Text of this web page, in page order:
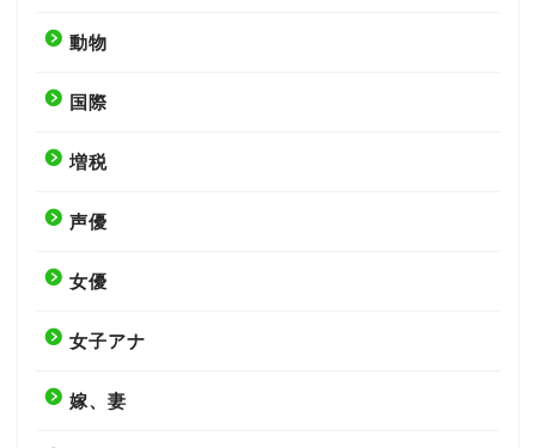
動物
国際
増税
声優
女優
女子アナ
嫁、妻